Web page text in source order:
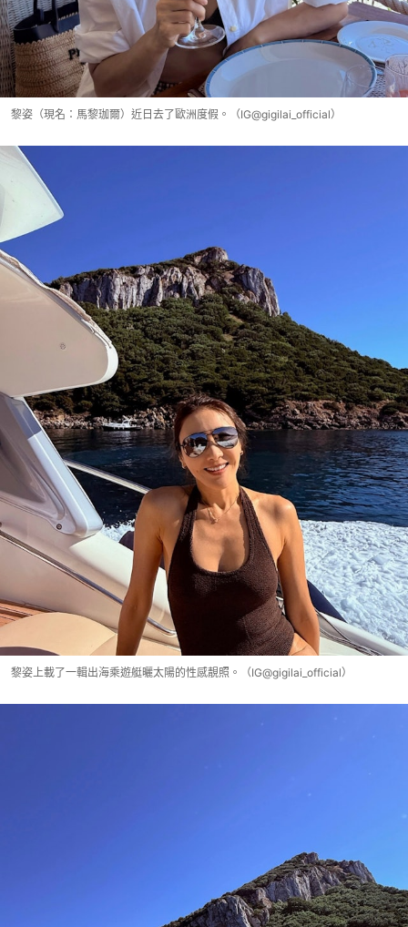
黎姿（現名：馬黎珈爾）近日去了歐洲度假。（IG@gigilai_official）
黎姿上載了一輯出海乘遊艇曬太陽的性感靚照。（IG@gigilai_official）